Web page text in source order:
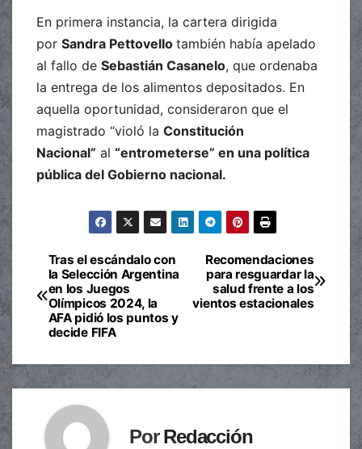
En primera instancia, la cartera dirigida
por Sandra Pettovello también había apelado
al fallo de Sebastián Casanelo, que ordenaba
la entrega de los alimentos depositados. En
aquella oportunidad, consideraron que el
magistrado “violó la Constitución
Nacional” al “entrometerse” en una política
pública del Gobierno nacional.
Navegación
de
entradas
Recomendaciones
para resguardar la
salud frente a los
vientos estacionales
Tras el escándalo con
la Selección Argentina
en los Juegos
Olímpicos 2024, la
AFA pidió los puntos y
decide FIFA
PorRedacción